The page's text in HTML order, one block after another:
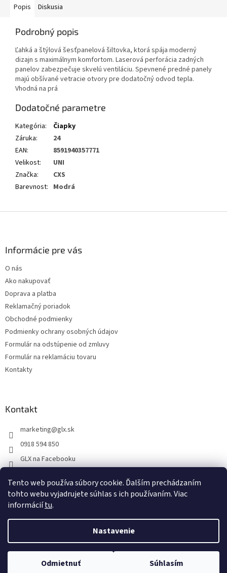
Tento web používa súbory cookie. Ďalším prechádzaním
tohto webu vyjadrujete súhlas s ich používaním. Viac
informáciítu.
Nastavenie
Odmietnuť Súhlasím
Popis Diskusia
Podrobný popis
Ľahká a štýlová šesťpanelová šiltovka, ktorá spája moderný
dizajn s maximálnym komfortom. Laserová perforácia zadných
panelov zabezpečuje skvelú ventiláciu. Spevnené predné panely
majú obšívané vetracie otvory pre dodatočný odvod tepla.
Vhodná na prá
Dodatočné parametre
Kategória:
Čiapky
Záruka:
24
EAN:
8591940357771
Velikost:
UNI
Značka:
CXS
Barevnost: Modrá
Informácie pre vás
O nás
Ako nakupovať
Doprava a platba
Reklamačný poriadok
Obchodné podmienky
Podmienky ochrany osobných údajov
Formulár na odstúpenie od zmluvy
Formulár na reklamáciu tovaru
Kontakty
Kontakt
marketing@glx.sk
0918 594 850
GLX na Facebooku
Copyright 2026GLX. Všetky práva vyhradené.Upraviť nastavenie